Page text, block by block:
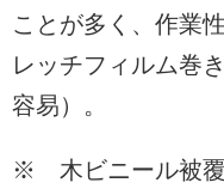
ことが多く、作業
レッチフィルム巻
容易）。
※ 木ビニール被覆